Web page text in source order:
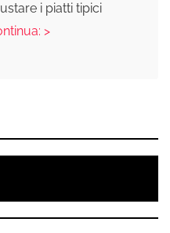
i piatti tipici
>